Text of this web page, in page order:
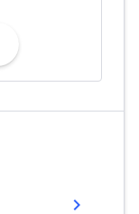
chevron_right